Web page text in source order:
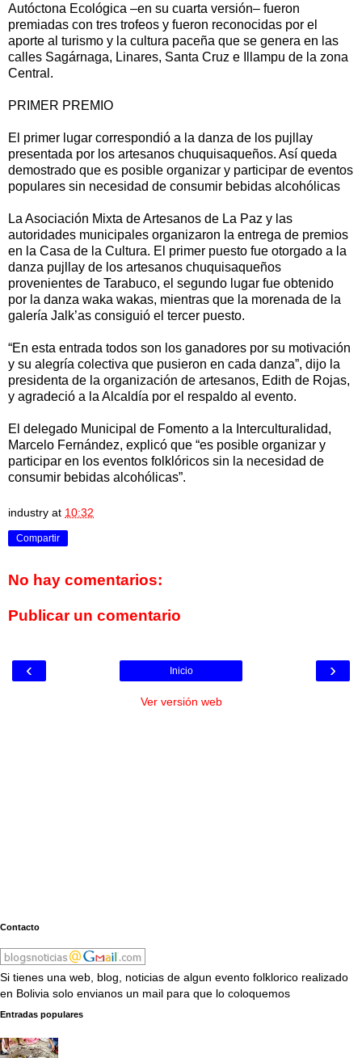
Autóctona Ecológica –en su cuarta versión– fueron
premiadas con tres trofeos y fueron reconocidas por el
aporte al turismo y la cultura paceña que se genera en las
calles Sagárnaga, Linares, Santa Cruz e Illampu de la zona
Central.
PRIMER PREMIO
El primer lugar correspondió a la danza de los pujllay
presentada por los artesanos chuquisaqueños. Así queda
demostrado que es posible organizar y participar de eventos
populares sin necesidad de consumir bebidas alcohólicas
La Asociación Mixta de Artesanos de La Paz y las
autoridades municipales organizaron la entrega de premios
en la Casa de la Cultura. El primer puesto fue otorgado a la
danza pujllay de los artesanos chuquisaqueños
provenientes de Tarabuco, el segundo lugar fue obtenido
por la danza waka wakas, mientras que la morenada de la
galería Jalk’as consiguió el tercer puesto.
“En esta entrada todos son los ganadores por su motivación
y su alegría colectiva que pusieron en cada danza”, dijo la
presidenta de la organización de artesanos, Edith de Rojas,
y agradeció a la Alcaldía por el respaldo al evento.
El delegado Municipal de Fomento a la Interculturalidad,
Marcelo Fernández, explicó que “es posible organizar y
participar en los eventos folklóricos sin la necesidad de
consumir bebidas alcohólicas”.
industry at 10:32
Compartir
No hay comentarios:
Publicar un comentario
‹ ›
Inicio
Ver versión web
Contacto
Si tienes una web, blog, noticias de algun evento folklorico realizado
en Bolivia solo envianos un mail para que lo coloquemos
Entradas populares